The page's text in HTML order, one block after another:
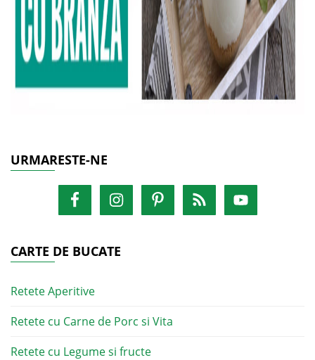
URMARESTE-NE
CARTE DE BUCATE
Retete Aperitive
Retete cu Carne de Porc si Vita
Retete cu Legume si fructe